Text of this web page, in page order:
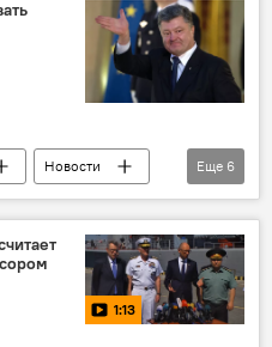
Новости
Петр Порошенко
техника
Еще 6
1:13